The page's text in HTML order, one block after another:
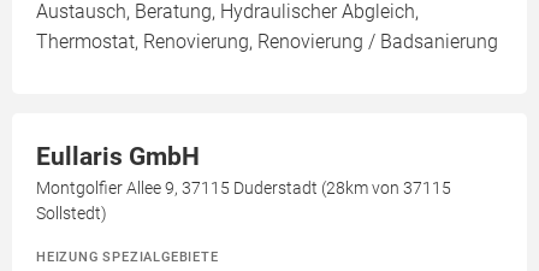
Austausch, Beratung, Hydraulischer Abgleich,
Thermostat, Renovierung, Renovierung / Badsanierung
Eullaris GmbH
Montgolfier Allee 9, 37115 Duderstadt (28km von 37115
Sollstedt)
HEIZUNG SPEZIALGEBIETE